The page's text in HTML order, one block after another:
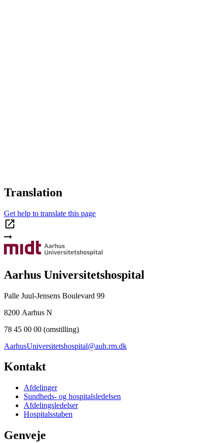
Translation
Get help to translate this page
Aarhus Universitetshospital
Palle Juul-Jensens Boulevard 99
8200 Aarhus N
78 45 00 00 (omstilling)
AarhusUniversitetshospital@auh.rm.dk
Kontakt
Afdelinger
Sundheds- og hospitalsledelsen
Afdelingsledelser
Hospitalsstaben
Genveje